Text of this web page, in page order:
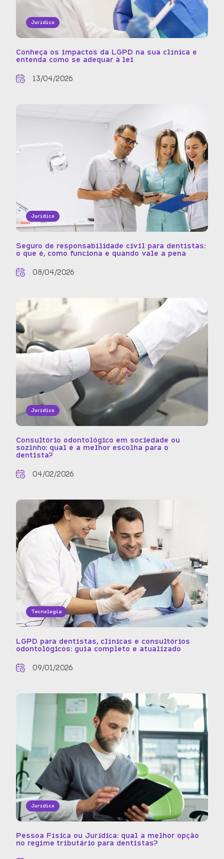
Jurídico
Conheça os impactos da LGPD na sua clínica e
entenda como se adequar à lei
13/04/2026
Jurídico
Seguro de responsabilidade civil para dentistas:
o que é, como funciona e quando vale a pena
08/04/2026
Jurídico
Consultório odontológico em sociedade ou
sozinho: qual é a melhor escolha para o
dentista?
04/02/2026
Tecnologia
LGPD para dentistas, clínicas e consultórios
odontológicos: guia completo e atualizado
09/01/2026
Jurídico
Pessoa Física ou Jurídica: qual a melhor opção
no regime tributário para dentistas?